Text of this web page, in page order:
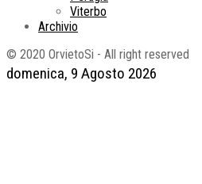
domenica, 9 Agosto 2026
Viterbo
Archivio
© 2020 OrvietoSi - All right reserved